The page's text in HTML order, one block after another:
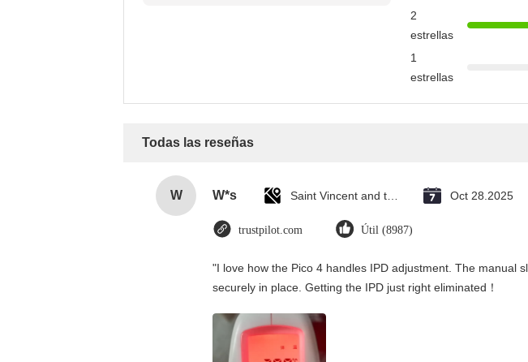
2
estrellas
1
estrellas
Todas las reseñas
W W*s Oct 28.2025
trustpilot.com Útil (8987)
"I love how the Pico 4 handles IPD adjustment. The manual
securely in place. Getting the IPD just right eliminated！